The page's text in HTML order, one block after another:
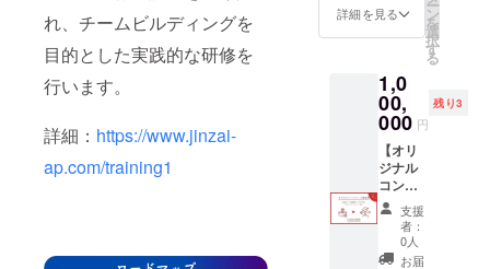
れ、チームビルディングを
目的とした実践的な研修を
行います。
詳細： https://www.jinzai-
ap.com/training1
いたし
体名と
ご担当
者のお
ご入力
くださ
い。 ※
実施時
期など
の詳細
につい
ては、
改めて
メール
にてご
「バー
チャル
宇宙飛
抜試
験」を
開催い
たしま
す。 ※
備考欄
に企
業・団
体名と
ご担当
者のお
詳細を見る ー
ン
を
選
択
す
る
1,0
00,
000 円
残り3
【オリ
ジナル
コンテ
ンツ開
発券】
※個人の
方も可
支援
者：
0人
お届